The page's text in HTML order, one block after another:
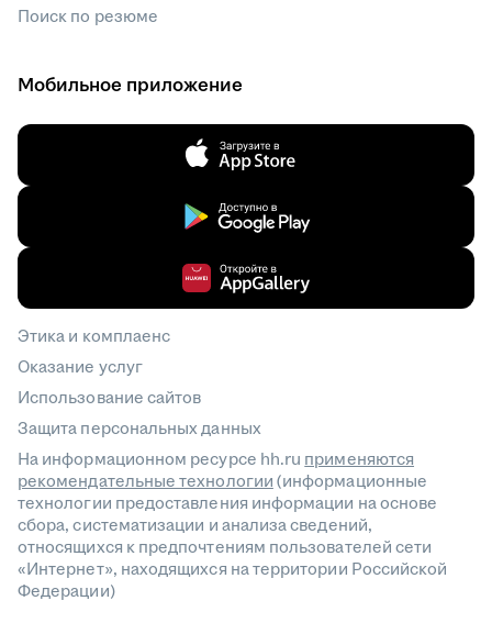
Поиск по резюме
Мобильное приложение
Этика и комплаенс
Оказание услуг
Использование сайтов
Защита персональных данных
На информационном ресурсе hh.ru применяются
рекомендательные технологии(информационные
технологии предоставления информации на основе
сбора, систематизации и анализа сведений,
относящихся к предпочтениям пользователей сети
«Интернет», находящихся на территории Российской
Федерации)